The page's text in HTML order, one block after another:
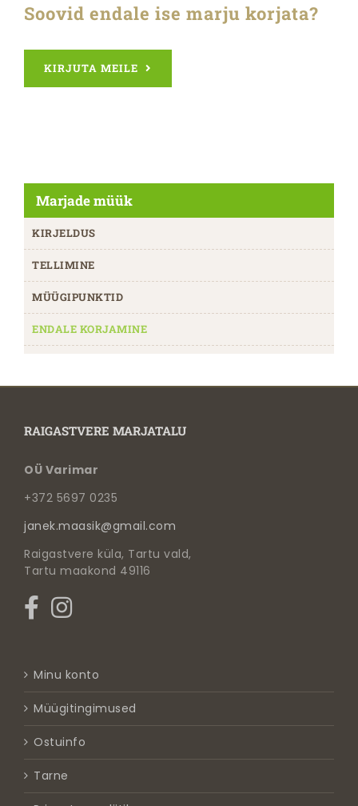
Soovid endale ise marju korjata?
KIRJUTA MEILE
Marjade müük
KIRJELDUS
TELLIMINE
MÜÜGIPUNKTID
ENDALE KORJAMINE
RAIGASTVERE MARJATALU
OÜ Varimar
+372 5697 0235
janek.maasik@gmail.com
Raigastvere küla, Tartu vald,
Tartu maakond 49116
Minu konto
Müügitingimused
Ostuinfo
Tarne